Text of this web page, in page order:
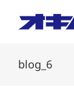
blog_6